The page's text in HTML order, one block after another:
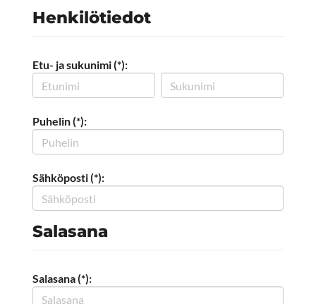
Henkilötiedot
Etu- ja sukunimi (*):
Puhelin (*):
Sähköposti (*):
Salasana
Salasana (*):